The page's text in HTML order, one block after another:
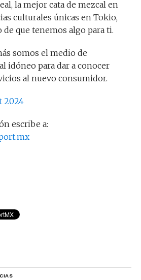
la mejor cata de mezcal en
culturales únicas en Tokio,
de que tenemos algo para ti.
somos el medio de
idóneo para dar a conocer
al nuevo consumidor.
2024
escribe a: